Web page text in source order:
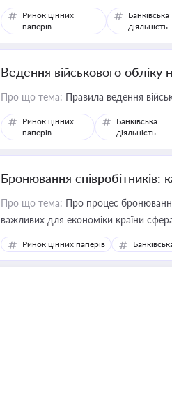
Ринок цінних
паперів
Банківська
діяльність
Ведення військового обліку
Про що тема: Правила ведення
Ринок цінних
паперів
Банківська
діяльність
Бронювання співробітників:
Про що тема: Про процес
важливих для економіки країни
Ринок цінних паперів